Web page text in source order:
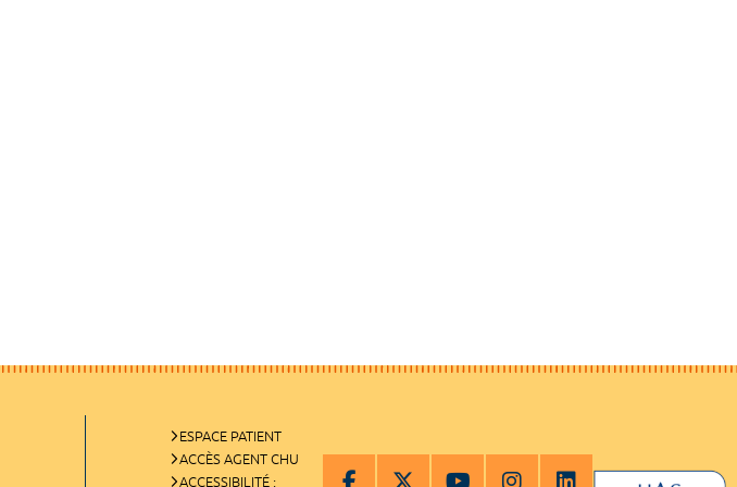
ESPACE PATIENT
ACCÈS AGENT CHU
ACCESSIBILITÉ :